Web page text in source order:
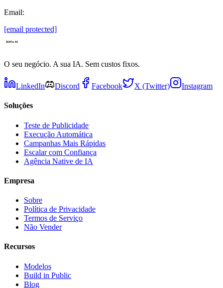
Email:
[email protected]
O seu negócio. A sua IA. Sem custos fixos.
LinkedIn Discord Facebook X (Twitter) Instagram
Soluções
Teste de Publicidade
Execução Automática
Campanhas Mais Rápidas
Escalar com Confiança
Agência Native de IA
Empresa
Sobre
Política de Privacidade
Termos de Serviço
Não Vender
Recursos
Modelos
Build in Public
Blog